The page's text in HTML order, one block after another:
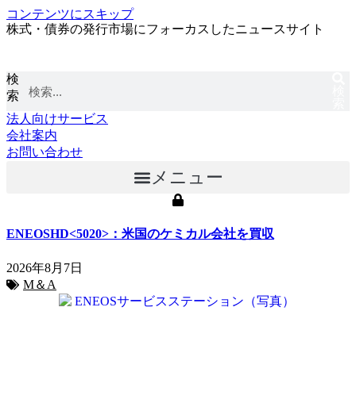
コンテンツにスキップ
株式・債券の発行市場にフォーカスしたニュースサイト
検
索
法人向けサービス
会社案内
お問い合わせ
メニュー
ENEOSHD<5020>：米国のケミカル会社を買収
2026年8月7日
M＆A